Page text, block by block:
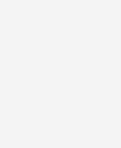
liegen laut
nach
können die
kostenfreie